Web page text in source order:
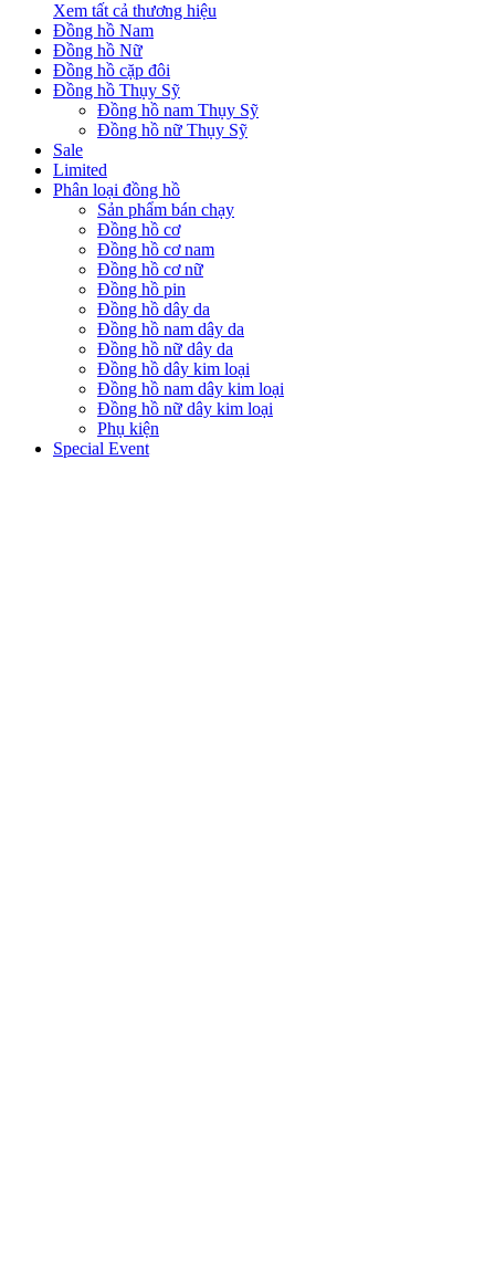
Xem tất cả thương hiệu
Đồng hồ Nam
Đồng hồ Nữ
Đồng hồ cặp đôi
Đồng hồ Thụy Sỹ
Đồng hồ nam Thụy Sỹ
Đồng hồ nữ Thụy Sỹ
Sale
Limited
Phân loại đồng hồ
Sản phẩm bán chạy
Đồng hồ cơ
Đồng hồ cơ nam
Đồng hồ cơ nữ
Đồng hồ pin
Đồng hồ dây da
Đồng hồ nam dây da
Đồng hồ nữ dây da
Đồng hồ dây kim loại
Đồng hồ nam dây kim loại
Đồng hồ nữ dây kim loại
Phụ kiện
Special Event